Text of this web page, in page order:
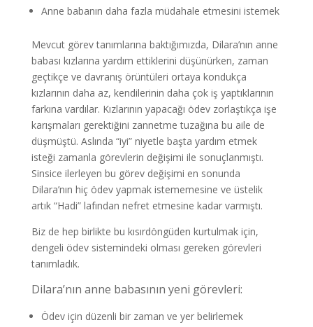
Anne babanın daha fazla müdahale etmesini istemek
Mevcut görev tanımlarına baktığımızda, Dilara’nın anne
babası kızlarına yardım ettiklerini düşünürken, zaman
geçtikçe ve davranış örüntüleri ortaya kondukça
kızlarının daha az, kendilerinin daha çok iş yaptıklarının
farkına vardılar. Kızlarının yapacağı ödev zorlaştıkça işe
karışmaları gerektiğini zannetme tuzağına bu aile de
düşmüştü. Aslında “iyi” niyetle başta yardım etmek
isteği zamanla görevlerin değişimi ile sonuçlanmıştı.
Sinsice ilerleyen bu görev değişimi en sonunda
Dilara’nın hiç ödev yapmak istememesine ve üstelik
artık “Hadi” lafından nefret etmesine kadar varmıştı.
Biz de hep birlikte bu kısırdöngüden kurtulmak için,
dengeli ödev sistemindeki olması gereken görevleri
tanımladık.
Dilara’nın anne babasının yeni görevleri:
Ödev için düzenli bir zaman ve yer belirlemek